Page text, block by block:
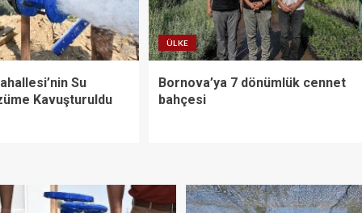
Su
Kavuşturuldu
ÜLKE
Bornova’ya 7 dönümlük cennet
bahçesi